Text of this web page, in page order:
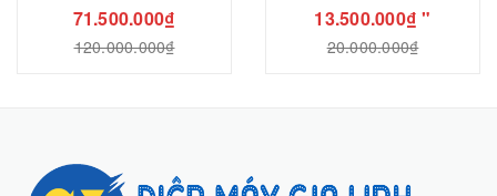
71.500.000₫
120.000.000₫
13.500.000₫ "
20.000.000₫